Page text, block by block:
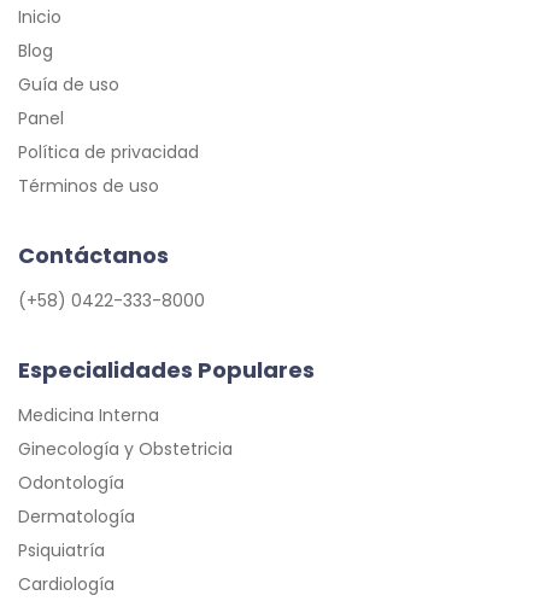
Inicio
Blog
Guía de uso
Panel
Política de privacidad
Términos de uso
Contáctanos
(+58) 0422-333-8000
Especialidades Populares
Medicina Interna
Ginecología y Obstetricia
Odontología
Dermatología
Psiquiatría
Cardiología